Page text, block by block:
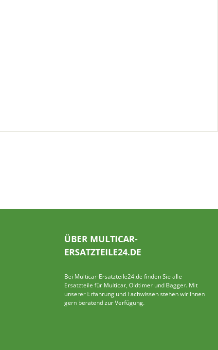
ÜBER MULTICAR-
ERSATZTEILE24.DE
Bei Multicar-Ersatzteile24.de finden Sie alle
Ersatzteile für Multicar, Oldtimer und Bagger. Mit
unserer Erfahrung und Fachwissen stehen wir Ihnen
gern beratend zur Verfügung.